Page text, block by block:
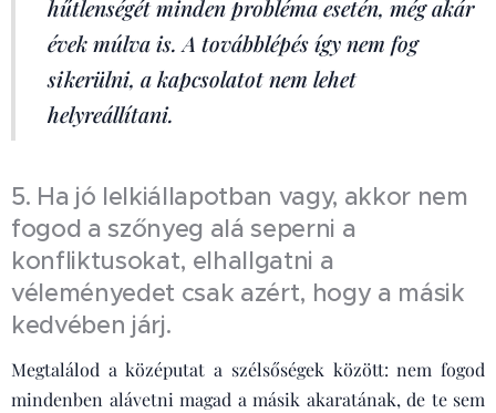
hűtlenségét minden probléma esetén, még akár
évek múlva is. A továbblépés így nem fog
sikerülni, a kapcsolatot nem lehet
helyreállítani.
5. Ha jó lelkiállapotban vagy, akkor nem
fogod a szőnyeg alá seperni a
konfliktusokat, elhallgatni a
véleményedet csak azért, hogy a másik
kedvében járj.
Megtalálod a középutat a szélsőségek között: nem fogod
mindenben alávetni magad a másik akaratának, de te sem